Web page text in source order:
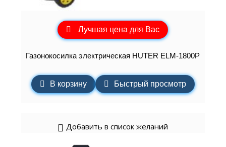
Лучшая цена для Вас
Газонокосилка электрическая HUTER ELM-1800P
В корзину Быстрый просмотр
Добавить в список желаний